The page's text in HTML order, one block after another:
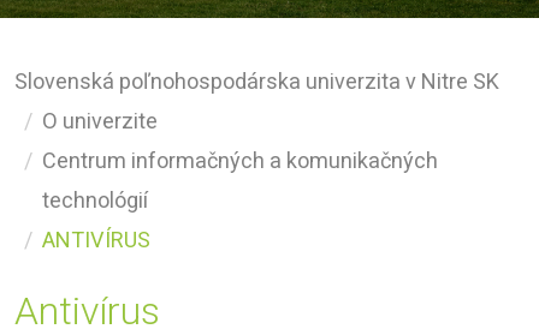
Slovenská poľnohospodárska univerzita v Nitre SK
O univerzite
Centrum informačných a komunikačných
technológií
ANTIVÍRUS
Antivírus